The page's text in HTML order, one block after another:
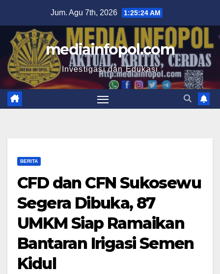
content
Jum. Agu 7th, 2026 1:25:25 AM
mediainfopol.com
Investigasi dan Edukasi
BERITA
CFD dan CFN Sukosewu
Segera Dibuka, 87
UMKM Siap Ramaikan
Bantaran Irigasi Semen
Kidul